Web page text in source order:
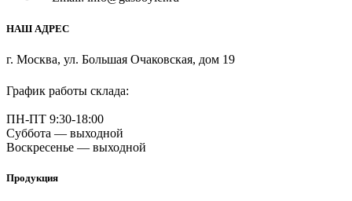
НАШ АДРЕС
г. Москва, ул. Большая Очаковская, дом 19
График работы склада:
ПН-ПТ 9:30-18:00
Суббота — выходной
Воскресенье — выходной
Продукция